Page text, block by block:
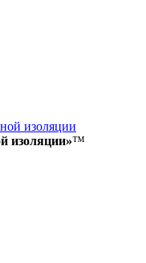
изоляции»™